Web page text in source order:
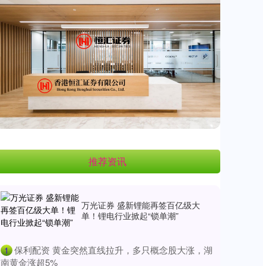
推荐资讯
万光证券 盛新锂能再签百亿级大
单！锂电行业掀起“锁单潮”
1 ​保利配资 黄金突然直线拉升，多只概念股大涨，湖
南黄金涨超5%